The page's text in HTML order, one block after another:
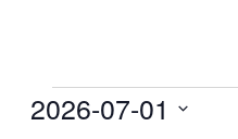
Evenemang
2026-07-01